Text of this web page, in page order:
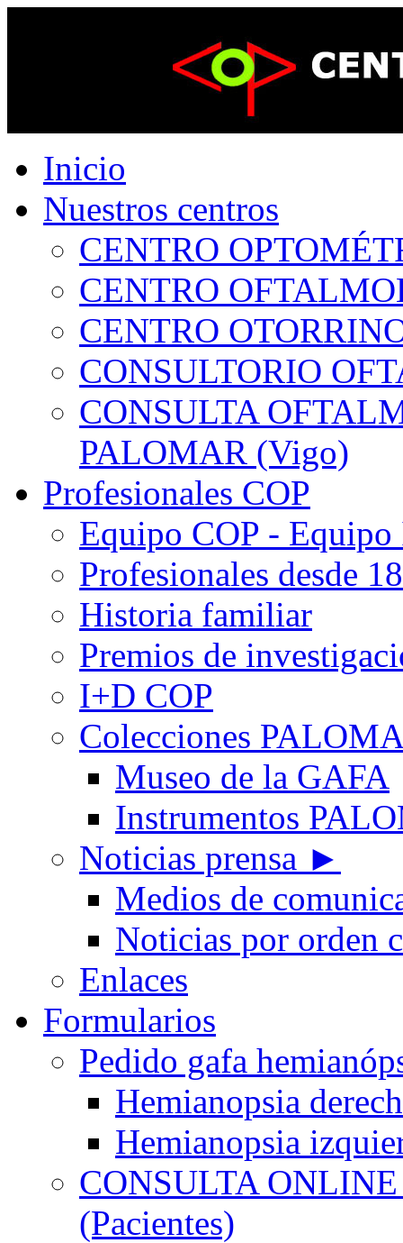
Inicio
Nuestros centros
CENTRO
CENTRO
CENTRO
CONSULTORIO
CONSULTA
PALOMAR (Vigo)
Profesionales COP
Equipo COP -
Profesionales desde
Historia familiar
Premios de
I+D COP
Colecciones
Museo de la GAFA
Instrumentos
Noticias prensa ►
Medios de
Noticias por orden
Enlaces
Formularios
Pedido gafa
Hemianopsia
Hemianopsia
CONSULTA
(Pacientes)